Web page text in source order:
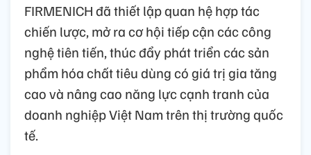
FIRMENICH đã thiết lập quan hệ hợp tác
chiến lược, mở ra cơ hội tiếp cận các công
nghệ tiên tiến, thúc đẩy phát triển các sản
phẩm hóa chất tiêu dùng có giá trị gia tăng
cao và nâng cao năng lực cạnh tranh của
doanh nghiệp Việt Nam trên thị trường quốc
tế.